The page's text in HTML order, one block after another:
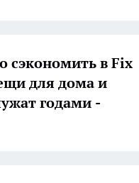
сэкономить в Fix
для дома и
годами -